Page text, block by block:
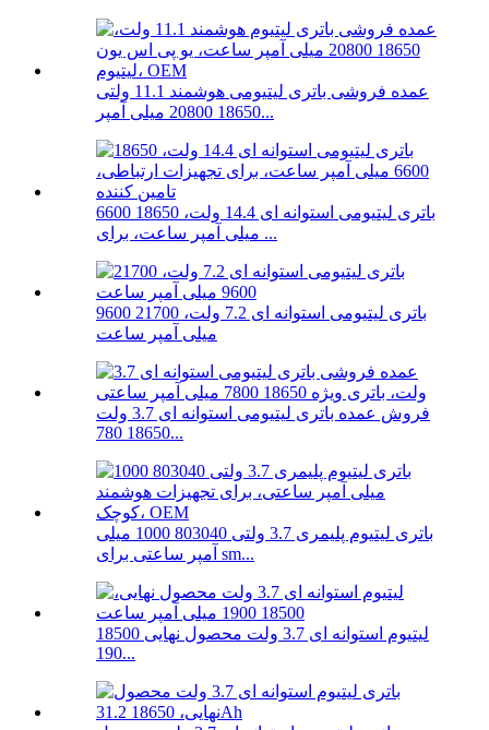
عمده فروشی باتری لیتیومی هوشمند 11.1 ولتی
18650 20800 میلی آمپر...
باتری لیتیومی استوانه ای 14.4 ولت، 18650 6600
میلی آمپر ساعت، برای ...
باتری لیتیومی استوانه ای 7.2 ولت، 21700 9600
میلی آمپر ساعت
فروش عمده باتری لیتیومی استوانه ای 3.7 ولت
18650 780...
باتری لیتیوم پلیمری 3.7 ولتی 803040 1000 میلی
آمپر ساعتی برای sm...
لیتیوم استوانه ای 3.7 ولت محصول نهایی 18500
190...